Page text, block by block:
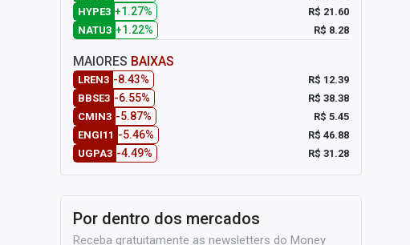
HYPE3 +1.27%
R$ 21.60
NATU3 +1.22% R$ 8.28
MAIORES BAIXAS
LREN3 -8.43%
R$ 12.39
BBSE3 -6.55%
R$ 38.38
CMIN3 -5.87%
R$ 5.45
ENGI11 -5.46%
R$ 46.88
UGPA3 -4.49% R$ 31.28
Por dentro dos mercados
Receba gratuitamente as newsletters do Money